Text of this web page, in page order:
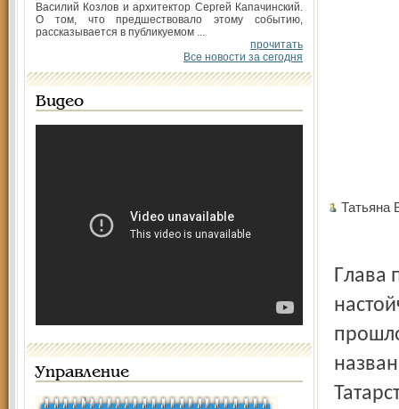
Василий Козлов и архитектор Сергей Капачинский.
О том, что предшествовало этому событию,
рассказывается в публикуемом ...
прочитать
Все новости за сегодня
Видео
Управление
Глава поселения Владимир Александрович Абрамов